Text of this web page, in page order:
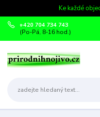
Ke každé
+420 704 734 743
(Po-Pá, 8-16 hod.)